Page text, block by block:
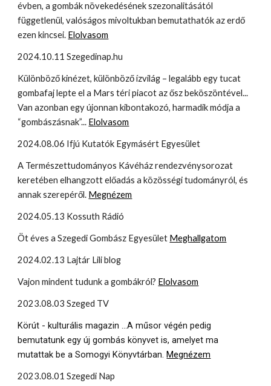
évben, a gombák növekedésének szezonalitásától
függetlenül, valóságos mivoltukban bemutathatók az erdő
ezen kincsei. Elolvasom
2024.10.11 Szegedinap.hu
Különböző kinézet, különböző ízvilág – legalább egy tucat
gombafaj lepte el a Mars téri piacot az ősz beköszöntével...
Van azonban egy újonnan kibontakozó, harmadik módja a
“gombászásnak”... Elolvasom
2024.08.06 Ifjú Kutatók Egymásért Egyesület
A Természettudományos Kávéház rendezvénysorozat
keretében elhangzott előadás a közösségi tudományról, és
annak szerepéről. Megnézem
2024.05.13 Kossuth Rádió
Öt éves a Szegedi Gombász Egyesület Meghallgatom
2024.02.13 Lajtár Lili blog
Vajon mindent tudunk a gombákról? Elolvasom
2023.08.03 Szeged TV
Körút - kulturális magazin ...A műsor végén pedig
bemutatunk egy új gombás könyvet is, amelyet ma
mutattak be a Somogyi Könyvtárban.Megnézem
2023.08.01 Szegedi Nap